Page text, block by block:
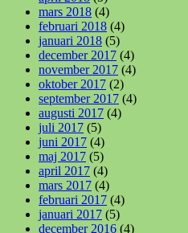
mars 2018 (4)
februari 2018 (4)
januari 2018 (5)
december 2017 (4)
november 2017 (4)
oktober 2017 (2)
september 2017 (4)
augusti 2017 (4)
juli 2017 (5)
juni 2017 (4)
maj 2017 (5)
april 2017 (4)
mars 2017 (4)
februari 2017 (4)
januari 2017 (5)
december 2016 (4)